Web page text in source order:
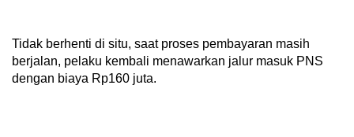
Tidak berhenti di situ, saat proses pembayaran masih
berjalan, pelaku kembali menawarkan jalur masuk PNS
dengan biaya Rp160 juta.